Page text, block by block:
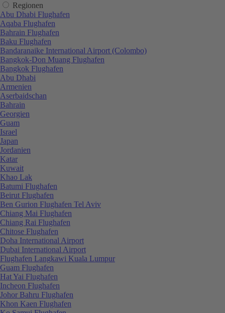
Regionen
Abu Dhabi Flughafen
Aqaba Flughafen
Bahrain Flughafen
Baku Flughafen
Bandaranaike International Airport (Colombo)
Bangkok-Don Muang Flughafen
Bangkok Flughafen
Abu Dhabi
Armenien
Aserbaidschan
Bahrain
Georgien
Guam
Israel
Japan
Jordanien
Katar
Kuwait
Khao Lak
Batumi Flughafen
Beirut Flughafen
Ben Gurion Flughafen Tel Aviv
Chiang Mai Flughafen
Chiang Rai Flughafen
Chitose Flughafen
Doha International Airport
Dubai International Airport
Flughafen Langkawi Kuala Lumpur
Guam Flughafen
Hat Yai Flughafen
Incheon Flughafen
Johor Bahru Flughafen
Khon Kaen Flughafen